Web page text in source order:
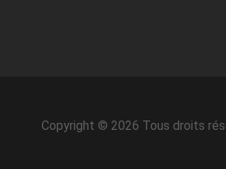
Copyright © 2026 Tous droits